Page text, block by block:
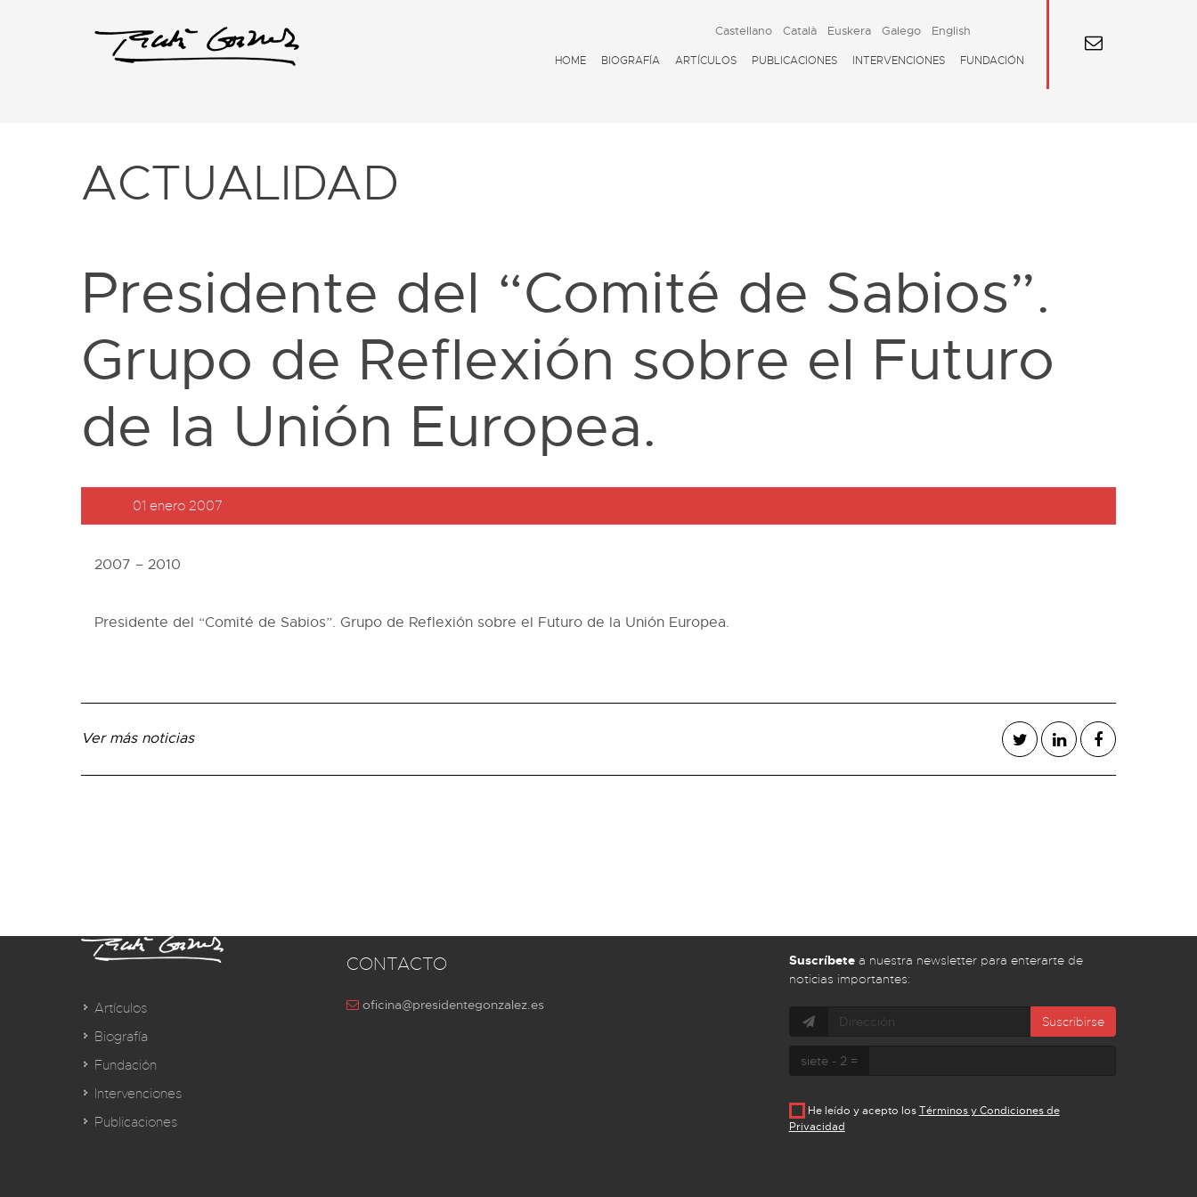
HOME BIOGRAFÍA ARTÍCULOS PUBLICACIONES INTERVENCIONES FUNDACIÓN
Castellano Català Euskera Galego English
ACTUALIDAD
Presidente del “Comité de Sabios”.
Grupo de Reflexión sobre el Futuro
de la Unión Europea.
01 enero 2007
2007 – 2010
Presidente del “Comité de Sabios”. Grupo de Reflexión sobre el Futuro de la Unión Europea.
Ver más noticias
Artículos
Biografía
Fundación
Intervenciones
Publicaciones
CONTACTO
oficina@presidentegonzalez.es
Suscríbetea nuestra newsletter para enterarte de
noticias importantes:
Suscribirse
siete - 2 =
He leído y acepto los Términos y Condiciones de
Privacidad